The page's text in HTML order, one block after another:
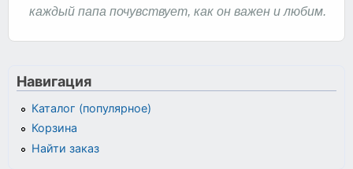
каждый папа почувствует, как он важен и любим.
Навигация
Каталог (популярное)
Корзина
Найти заказ